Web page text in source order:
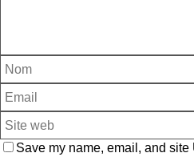
Save my name, email, and